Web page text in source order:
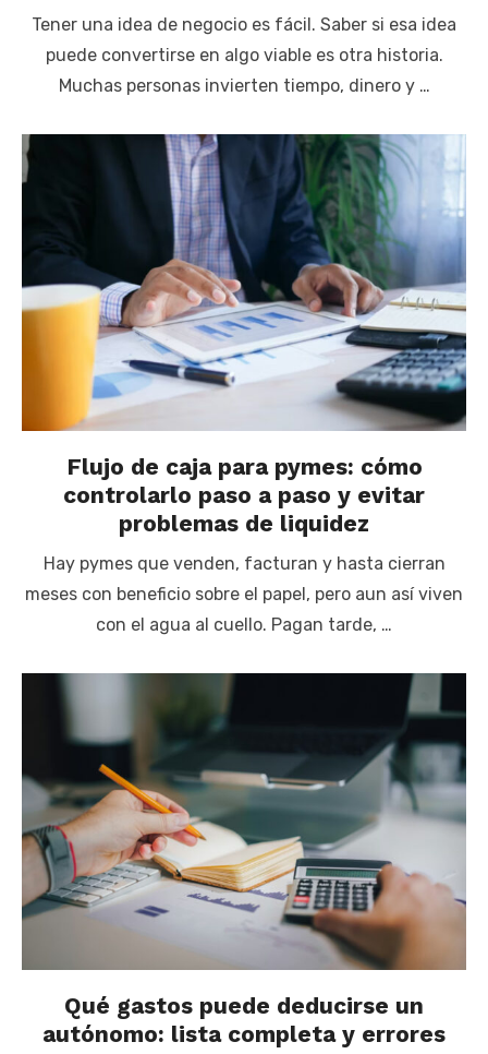
Tener una idea de negocio es fácil. Saber si esa idea
puede convertirse en algo viable es otra historia.
Muchas personas invierten tiempo, dinero y …
Flujo de caja para pymes: cómo
controlarlo paso a paso y evitar
problemas de liquidez
Hay pymes que venden, facturan y hasta cierran
meses con beneficio sobre el papel, pero aun así viven
con el agua al cuello. Pagan tarde, …
Qué gastos puede deducirse un
autónomo: lista completa y errores